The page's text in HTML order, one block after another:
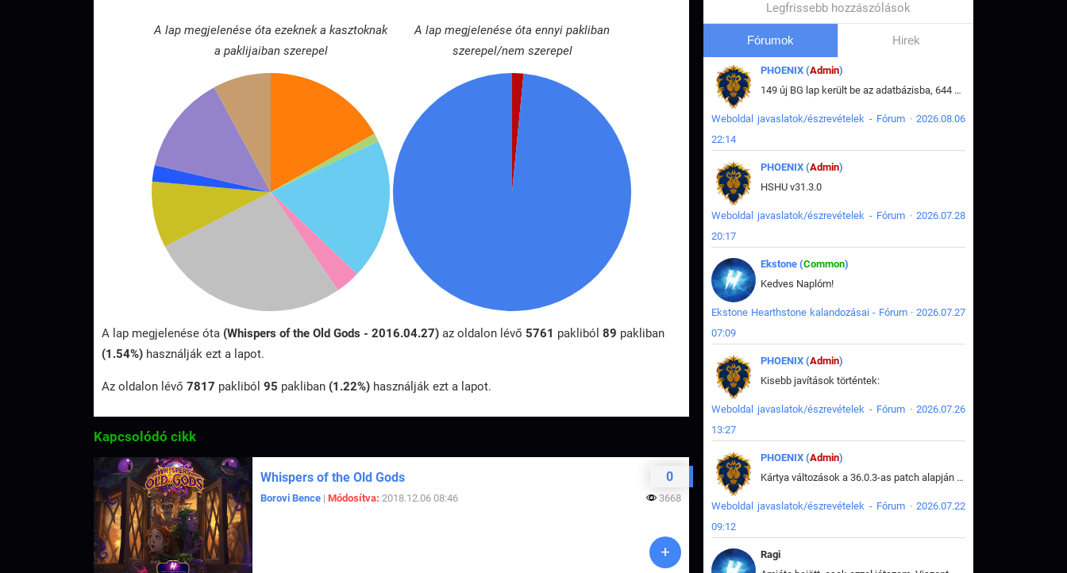
A lap megjelenése óta ezeknek a kasztoknak
a paklijaiban szerepel
A lap megjelenése óta ennyi pakliban
szerepel/nem szerepel
A lap megjelenése óta (Whispers of the Old Gods - 2016.04.27) az oldalon lévő 5761 pakliból 89 pakliban
(1.54%) használják ezt a lapot.
Az oldalon lévő 7817 pakliból 95 pakliban (1.22%) használják ezt a lapot.
Kapcsolódó cikk
0
Whispers of the Old Gods
Borovi Bence | Módosítva: 2018.12.06 08:46 3668
Legfrissebb hozzászólások
Fórumok Hirek
PHOENIX (Admin)
149 új BG lap került be az adatbázisba, 644 db meglévő BG lap módosult, bekerültek az új képek a megváltozott lapokhoz is.
Weboldal javaslatok/észrevételek - Fórum · 2026.08.06
22:14
PHOENIX (Admin)
HSHU v31.3.0
Weboldal javaslatok/észrevételek - Fórum · 2026.07.28
20:17
Ekstone (Common)
Kedves Naplóm!
Ekstone Hearthstone kalandozásai - Fórum · 2026.07.27
07:09
PHOENIX (Admin)
Kisebb javítások történtek:
Weboldal javaslatok/észrevételek - Fórum · 2026.07.26
13:27
PHOENIX (Admin)
Kártya változások a 36.0.3-as patch alapján frissítve az adatbázisban (képek is cserélve).
Weboldal javaslatok/észrevételek - Fórum · 2026.07.22
09:12
Ragi